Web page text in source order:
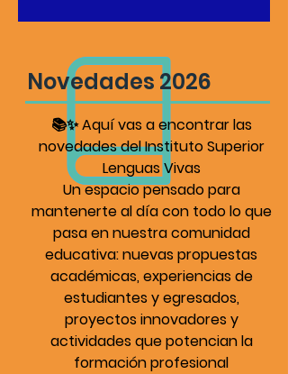
Novedades 2026
📚✨ Aquí vas a encontrar las
novedades del Instituto Superior
Lenguas Vivas
Un espacio pensado para
mantenerte al día con todo lo que
pasa en nuestra comunidad
educativa: nuevas propuestas
académicas, experiencias de
estudiantes y egresados,
proyectos innovadores y
actividades que potencian la
formación profesional